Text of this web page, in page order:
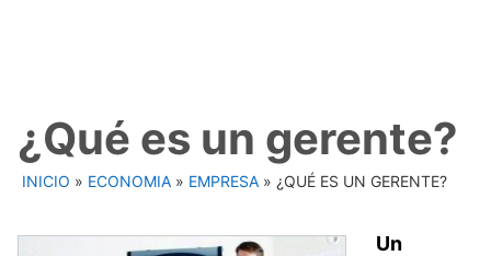
¿Qué es un gerente?
INICIO » ECONOMIA » EMPRESA » ¿QUÉ ES UN GERENTE?
Un